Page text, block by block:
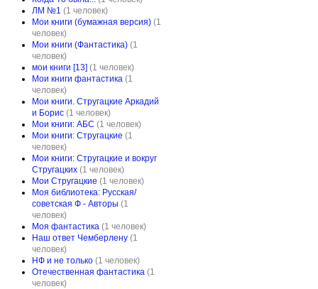
ЛМ №1 (1 человек)
Мои книги (бумажная версия) (1
человек)
Мои книги (Фантастика) (1
человек)
мои книги [13] (1 человек)
Мои книги фантастика (1
человек)
Мои книги. Стругацкие Аркадий
и Борис (1 человек)
Мои книги: АБС (1 человек)
Мои книги: Стругацкие (1
человек)
Мои книги: Стругацкие и вокруг
Стругацких (1 человек)
Мои Стругацкие (1 человек)
Моя библиотека: Русская/
советская Ф - Авторы (1
человек)
Моя фантастика (1 человек)
Наш ответ Чемберлену (1
человек)
НФ и не только (1 человек)
Отечественная фантастика (1
человек)